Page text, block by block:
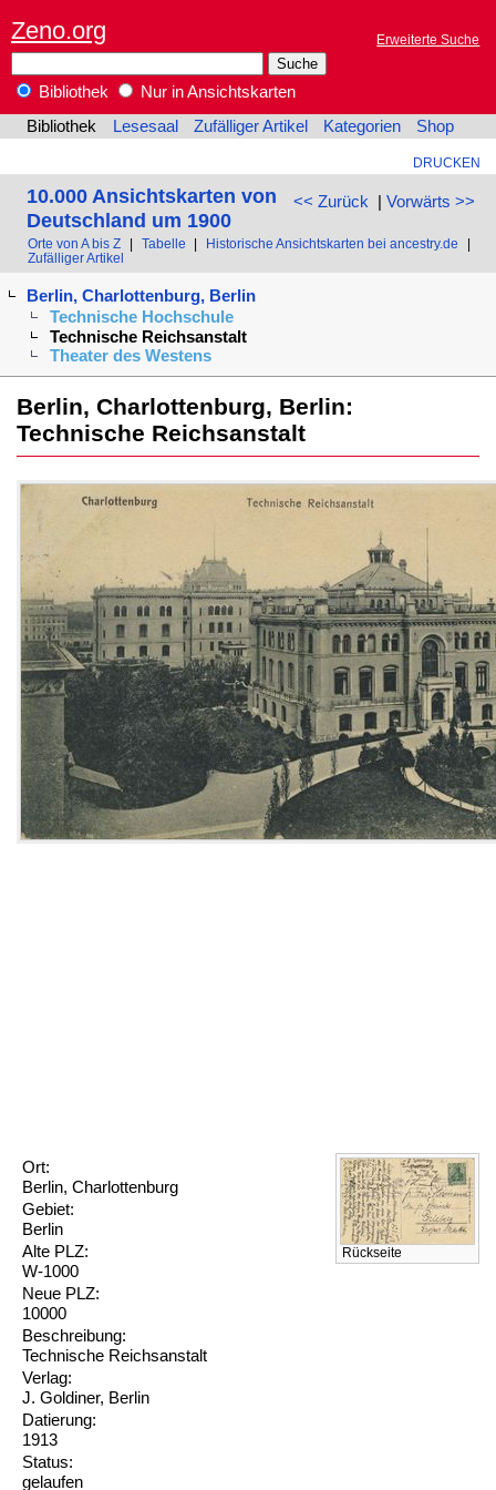
Zeno.org Erweiterte Suche
Bibliothek
Nur in Ansichtskarten
Bibliothek
Lesesaal Zufälliger Artikel Kategorien Shop
DRUCKEN
<< Zurück | Vorwärts >>
10.000 Ansichtskarten von
Deutschland um 1900
Orte von A bis Z Tabelle Historische Ansichtskarten bei ancestry.de
Zufälliger Artikel
Berlin, Charlottenburg, Berlin
Technische Hochschule
Technische Reichsanstalt
Theater des Westens
Berlin, Charlottenburg, Berlin:
Technische Reichsanstalt
Rückseite
Ort:
Berlin, Charlottenburg
Gebiet:
Berlin
Alte PLZ:
W-1000
Neue PLZ:
10000
Beschreibung:
Technische Reichsanstalt
Verlag:
J. Goldiner, Berlin
Datierung:
1913
Status:
gelaufen